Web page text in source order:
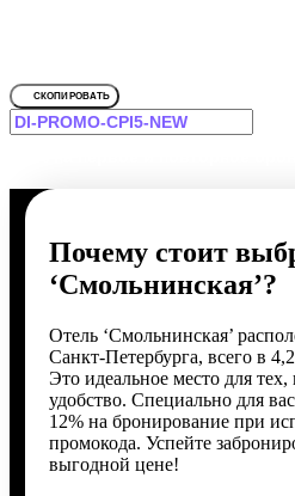
СКОПИРОВАТЬ
Почему стоит
‘Смольнинская’?
Отель ‘Смольнинская’
Санкт-Петербурга, всего в
Это идеальное место для
удобство. Специально для
12% на бронирование при
промокода. Успейте
выгодной цене!